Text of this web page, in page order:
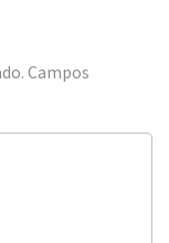
Campos